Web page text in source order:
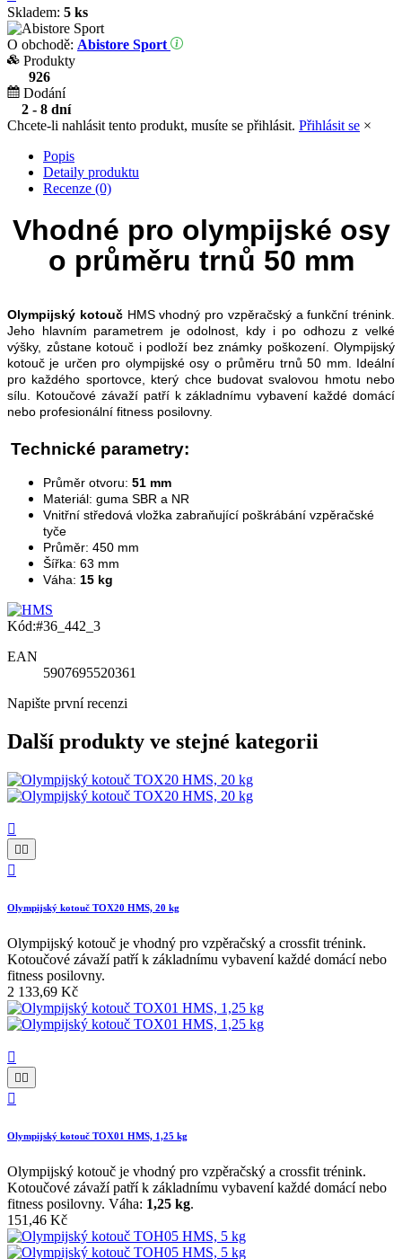
Skladem: 5 ks
O obchodě: Abistore Sport
Produkty
926
Dodání
2 - 8 dní
Chcete-li nahlásit tento produkt, musíte se přihlásit. Přihlásit se ×
Popis
Detaily produktu
Recenze (0)
Vhodné pro olympijské osy
o průměru trnů 50 mm
Olympijský kotoučHMS vhodný pro vzpěračský a funkční trénink.
Jeho hlavním parametrem je odolnost, kdy i po odhozu z velké
výšky, zůstane kotouč i podloží bez známky poškození. Olympijský
kotouč je určen pro olympijské osy o průměru trnů 50 mm. Ideální
pro každého sportovce, který chce budovat svalovou hmotu nebo
sílu. Kotoučové závaží patří k základnímu vybavení každé domácí
nebo profesionální fitness posilovny.
Technické parametry:
Průměr otvoru: 51 mm
Materiál: guma SBR a NR
Vnitřní středová vložka zabraňující poškrábání vzpěračské
tyče
Průměr: 450 mm
Šířka: 63 mm
Váha: 15 kg
Kód:#36_442_3
EAN
5907695520361
Napište první recenzi
Další produkty ve stejné kategorii

 

Olympijský kotouč TOX20 HMS, 20 kg
Olympijský kotouč je vhodný pro vzpěračský a crossfit trénink.
Kotoučové závaží patří k základnímu vybavení každé domácí nebo
fitness posilovny.
2 133,69 Kč

 

Olympijský kotouč TOX01 HMS, 1,25 kg
Olympijský kotouč je vhodný pro vzpěračský a crossfit trénink.
Kotoučové závaží patří k základnímu vybavení každé domácí nebo
fitness posilovny. Váha: 1,25 kg.
151,46 Kč